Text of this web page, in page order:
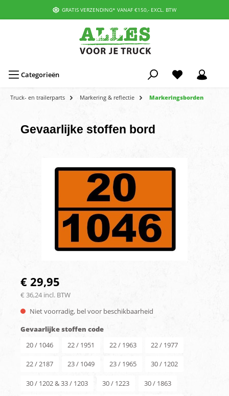
GRATIS VERZENDING* VANAF €150,- EXCL. BTW
Categorieën
Truck- en trailerparts Markering & reflectie Markeringsborden
Gevaarlijke stoffen bord
€ 29,95
€ 36,24 incl. BTW
Niet voorradig, bel voor beschikbaarheid
Gevaarlijke stoffen code
20 / 1046
22 / 1951 22 / 1963 22 / 1977
22 / 2187 23 / 1049 23 / 1965 30 / 1202
30 / 1202 & 33 / 1203 30 / 1223 30 / 1863